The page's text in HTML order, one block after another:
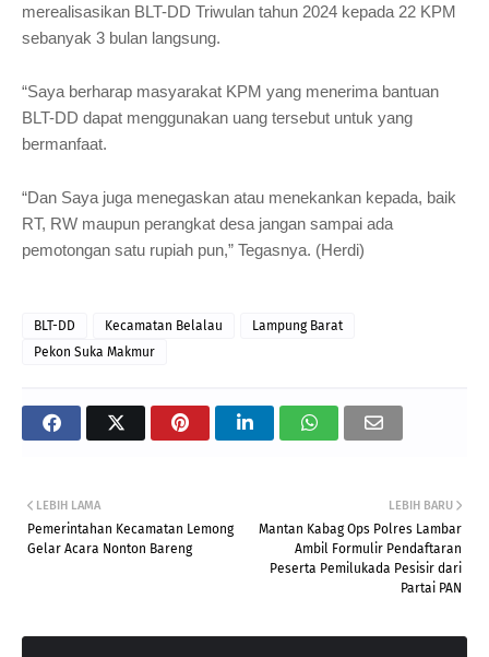
merealisasikan BLT-DD Triwulan tahun 2024 kepada 22 KPM
sebanyak 3 bulan langsung.
“Saya berharap masyarakat KPM yang menerima bantuan
BLT-DD dapat menggunakan uang tersebut untuk yang
bermanfaat.
“Dan Saya juga menegaskan atau menekankan kepada, baik
RT, RW maupun perangkat desa jangan sampai ada
pemotongan satu rupiah pun,” Tegasnya. (Herdi)
BLT-DD Kecamatan Belalau
Lampung Barat
Pekon Suka Makmur
LEBIH BARU
Mantan Kabag Ops Polres Lambar
Ambil Formulir Pendaftaran
Peserta Pemilukada Pesisir dari
Partai PAN
LEBIH LAMA
Pemerintahan Kecamatan Lemong
Gelar Acara Nonton Bareng